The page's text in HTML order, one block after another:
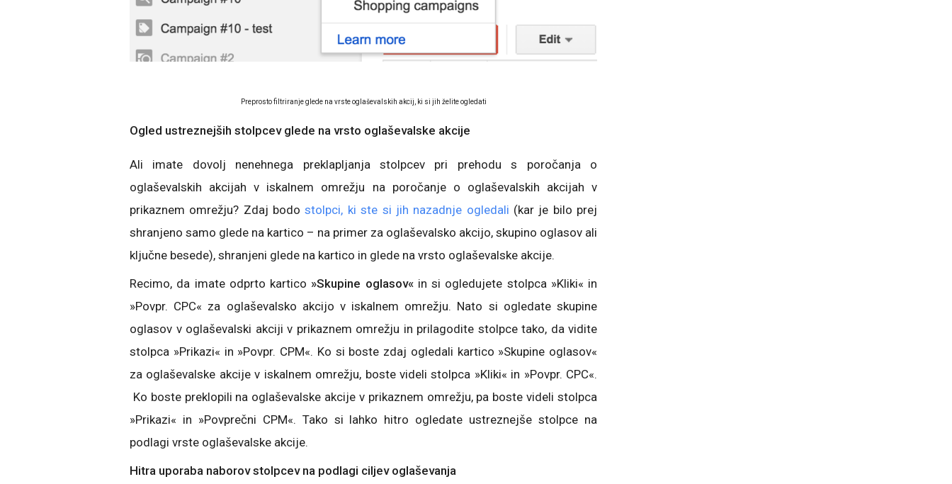
Preprosto filtriranje glede na vrste oglaševalskih akcij, ki si jih želite ogledati
Ogled ustreznejših stolpcev glede na vrsto oglaševalske akcije
Ali imate dovolj nenehnega preklapljanja stolpcev pri prehodu s poročanja o
oglaševalskih akcijah v iskalnem omrežju na poročanje o oglaševalskih akcijah v
prikaznem omrežju? Zdaj bodostolpci, ki ste si jih nazadnje ogledali (kar je bilo prej
shranjeno samo glede na kartico – na primer za oglaševalsko akcijo, skupino oglasov ali
ključne besede), shranjeni glede na kartico in glede na vrsto oglaševalske akcije.
Recimo, da imate odprto kartico »Skupine oglasov«in si ogledujete stolpca »Kliki« in
»Povpr. CPC« za oglaševalsko akcijo v iskalnem omrežju. Nato si ogledate skupine
oglasov v oglaševalski akciji v prikaznem omrežju in prilagodite stolpce tako, da vidite
stolpca »Prikazi« in »Povpr. CPM«. Ko si boste zdaj ogledali kartico »Skupine oglasov«
za oglaševalske akcije v iskalnem omrežju, boste videli stolpca »Kliki« in »Povpr. CPC«.
Ko boste preklopili na oglaševalske akcije v prikaznem omrežju, pa boste videli stolpca
»Prikazi« in »Povprečni CPM«. Tako si lahko hitro ogledate ustreznejše stolpce na
podlagi vrste oglaševalske akcije.
Hitra uporaba naborov stolpcev na podlagi ciljev oglaševanja